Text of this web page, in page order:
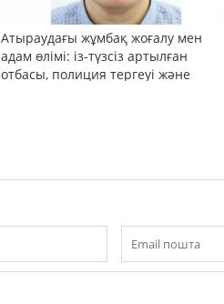
Атыраудағы жұмбақ жоғалу мен
адам өлімі: із-түзсіз артылған
отбасы, полиция тергеуі және